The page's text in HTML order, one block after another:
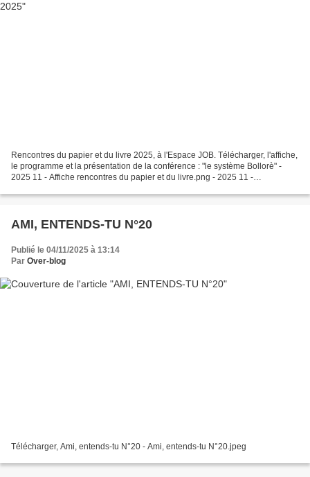
Rencontres du papier et du livre 2025, à l'Espace JOB. Télécharger, l'affiche,
le programme et la présentation de la conférence : "le système Bollorè" -
2025 11 - Affiche rencontres du papier et du livre.png - 2025 11 -
AMI, ENTENDS-TU N°20
Publié le 04/11/2025 à 13:14
Par Over-blog
Télécharger, Ami, entends-tu N°20 - Ami, entends-tu N°20.jpeg